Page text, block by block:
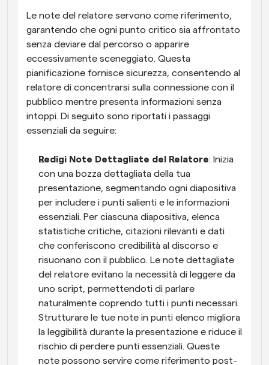
Le note del relatore servono come riferimento,
garantendo che ogni punto critico sia affrontato
senza deviare dal percorso o apparire
eccessivamente sceneggiato. Questa
pianificazione fornisce sicurezza, consentendo al
relatore di concentrarsi sulla connessione con il
pubblico mentre presenta informazioni senza
intoppi. Di seguito sono riportati i passaggi
essenziali da seguire:
Redigi Note Dettagliate del Relatore: Inizia
con una bozza dettagliata della tua
presentazione, segmentando ogni diapositiva
per includere i punti salienti e le informazioni
essenziali. Per ciascuna diapositiva, elenca
statistiche critiche, citazioni rilevanti e dati
che conferiscono credibilità al discorso e
risuonano con il pubblico. Le note dettagliate
del relatore evitano la necessità di leggere da
uno script, permettendoti di parlare
naturalmente coprendo tutti i punti necessari.
Strutturare le tue note in punti elenco migliora
la leggibilità durante la presentazione e riduce il
rischio di perdere punti essenziali. Queste
note possono servire come riferimento post-